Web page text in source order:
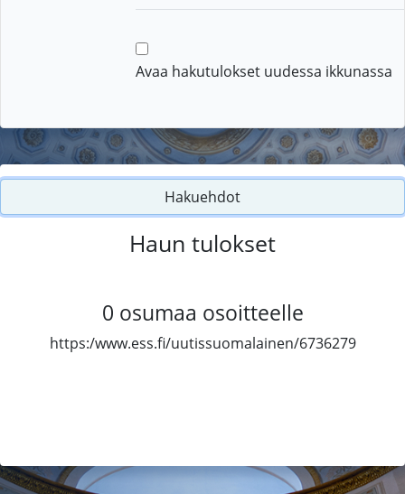
Avaa hakutulokset uudessa ikkunassa
Hakuehdot
Haun tulokset
0 osumaa osoitteelle
https:/www.ess.fi/uutissuomalainen/6736279